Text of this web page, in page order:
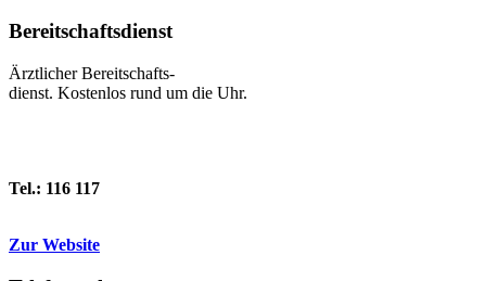
Bereitschafts­dienst
Ärztlicher Bereitschafts-
dienst. Kostenlos rund um die Uhr.
Tel.: 116 117
Zur Website